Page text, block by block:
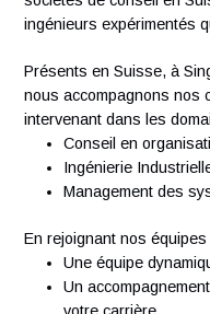
Anglais et
À propos
Créée en 2007,
management et
sociétés de conseil en
Présents en Suisse,
nous accompagnons